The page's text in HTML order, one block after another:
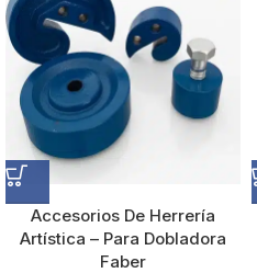
Accesorios De Herrería
Artística – Para Dobladora
Faber